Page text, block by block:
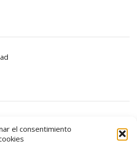
el consentimiento